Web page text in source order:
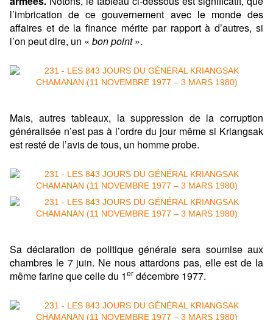
l’imbrication de ce gouvernement avec le monde des
affaires et de la finance mérite par rapport à d’autres, si
l’on peut dire, un « bon point».
Mais, autres tableaux, la suppression de la corruption
généralisée n’est pas à l’ordre du jour même si Kriangsak
est resté de l’avis de tous, un homme probe.
Sa déclaration de politique générale sera soumise aux
chambres le 7 juin. Ne nous attardons pas, elle est de la
même farine que celle du 1er décembre 1977.